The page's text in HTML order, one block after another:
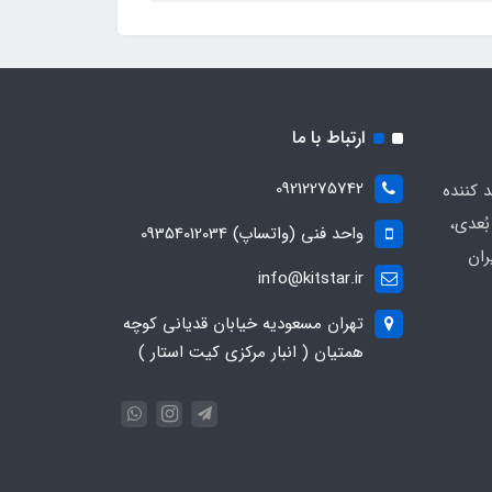
کننده
ارتباط با ما
09212275742
واحد فنی (واتساپ) 09354012034
info@kitstar.ir
تهران مسعودیه خیابان قدیانی کوچه
همتیان ( انبار مرکزی کیت استار )